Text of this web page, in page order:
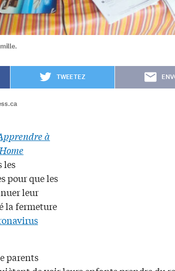
TWEETEZ
à
les
pour que les
leur
la fermeture
parents